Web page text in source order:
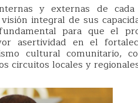
y externas de cada
integral de sus
para que el
asertividad en el
cultural comunitario,
circuitos locales y